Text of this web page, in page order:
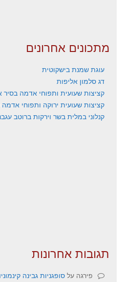
מתכונים אחרונים
עוגת שמנת בישקוטית
דג סלמון אליפות
קציצות שעועית ותפוחי אדמה בסיר
קציצות שעועית ירוקה ותפוחי אדמה
קנלוני במלית בשר וירקות ברוטב
תגובות אחרונות
פירגה על סופגניות גבינה